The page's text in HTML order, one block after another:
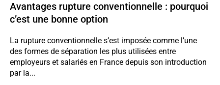
Avantages rupture conventionnelle : pourquoi
c’est une bonne option
La rupture conventionnelle s’est imposée comme l’une
des formes de séparation les plus utilisées entre
employeurs et salariés en France depuis son introduction
par la...